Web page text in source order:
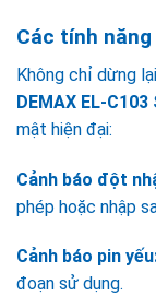
Các tính
Không chỉ dừng
DEMAX EL-C103
mật hiện đại:
Cảnh báo đột
phép hoặc nhập
Cảnh báo pin
đoạn sử dụng.